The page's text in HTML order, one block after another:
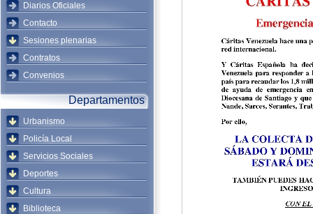
Diarios Oficiales
Contacto
Sesiones plenarias
Contratos
Convenios
Departamentos
Urbanismo
Policía Local
Servicios Sociales
Deportes
Cultura
Biblioteca